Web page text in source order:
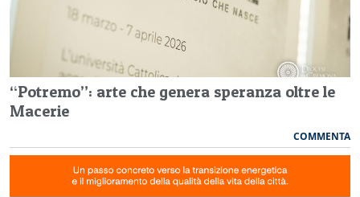
“Potremo”: arte che genera speranza oltre le
Macerie
COMMENTA